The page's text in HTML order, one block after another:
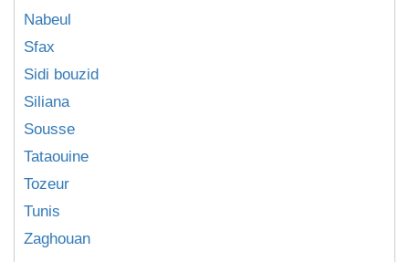
Nabeul
Sfax
Sidi bouzid
Siliana
Sousse
Tataouine
Tozeur
Tunis
Zaghouan